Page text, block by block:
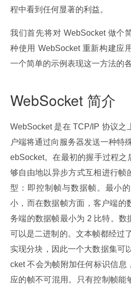
程中看到任何显著的利益。
我们首先将对 WebSocket 做个
种使用 WebSocket 重新构建应
一个简单的示例表现这一方法的
WebSocket 简介
WebSocket 是在 TCP/IP 协议之
户端将通过向服务器发送一种特
ebSocket。在最初的握手过程之
够自由地以异步方式互相进行帧
型：即控制帧与数据帧。最小
小，而在数据帧方面，客户端的
务端的数据帧最小为 2 比特。数
可以是二进制的。文本帧都经过
实现分块，因此一个大数据集可
cket 不会为帧附加任何标识信息
应的帧不可混用。只有控制帧能